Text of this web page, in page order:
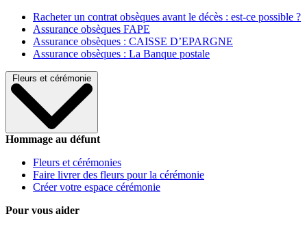
Racheter un contrat obsèques avant le décès : est-ce possible ?
Assurance obsèques FAPE
Assurance obsèques : CAISSE D’EPARGNE
Assurance obsèques : La Banque postale
Fleurs et cérémonie
Hommage au défunt
Fleurs et cérémonies
Faire livrer des fleurs pour la cérémonie
Créer votre espace cérémonie
Pour vous aider